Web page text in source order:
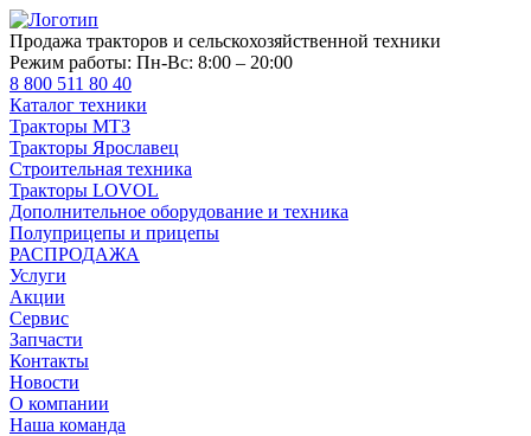
Продажа тракторов и сельскохозяйственной техники
Режим работы: Пн-Вс: 8:00 – 20:00
8 800 511 80 40
Каталог техники
Тракторы МТЗ
Тракторы Ярославец
Строительная техника
Тракторы LOVOL
Дополнительное оборудование и техника
Полуприцепы и прицепы
РАСПРОДАЖА
Услуги
Акции
Сервис
Запчасти
Контакты
Новости
О компании
Наша команда